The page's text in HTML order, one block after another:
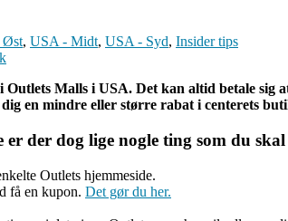
Øst, USA - Midt, USA - Syd, Insider tips
Malls i USA. Det kan altid betale sig
en mindre eller større rabat i centerets
er der dog lige nogle ting som du
Outlets hjemmeside.
få en kupon. Det gør du her.